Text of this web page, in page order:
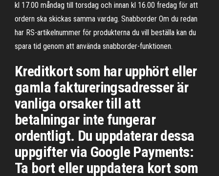
kl 17.00 måndag till torsdag och innan kl 16.00 fredag för att
ordern ska skickas samma vardag. Snabborder Om du redan
har RS-artikelnummer för produkterna du vill beställa kan du
spara tid genom att använda snabborder-funktionen.
Kreditkort som har upphört eller
gamla faktureringsadresser är
vanliga orsaker till att
betalningar inte fungerar
ordentligt. Du uppdaterar dessa
uppgifter via Google Payments:
Ta bort eller uppdatera kort som